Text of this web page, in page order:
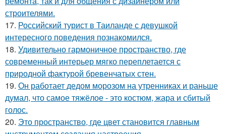
строителями.
17. Российский турист в Таиланде с девушкой
интересного поведения познакомился.
18. Удивительно гармоничное пространство, где
современный интерьер мягко переплетается с
природной фактурой бревенчатых стен.
19. Он работает дедом морозом на утренниках и раньше
думал, что самое тяжёлое - это костюм, жара и сбитый
голос.
20. Это пространство, где цвет становится главным